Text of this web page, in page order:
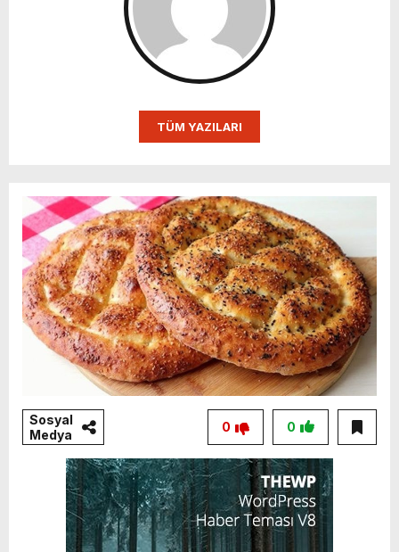
TÜM YAZILARI
Sosyal
Medya
0
0